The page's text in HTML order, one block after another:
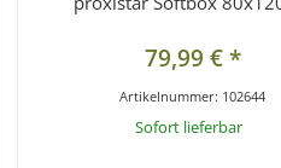
79,99 €*
Artikelnummer: 102644
Sofort lieferbar